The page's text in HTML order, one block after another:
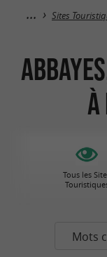
Sites
Tous les
Mots